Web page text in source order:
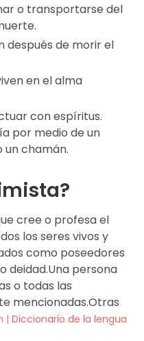
o transportarse del
después de morir el
en el alma
con espíritus.
por medio de un
un chamán.
cree o profesa el
los seres vivos y
como poseedores
deidad.Una persona
o todas las
mencionadas.Otras
| Diccionario de la lengua